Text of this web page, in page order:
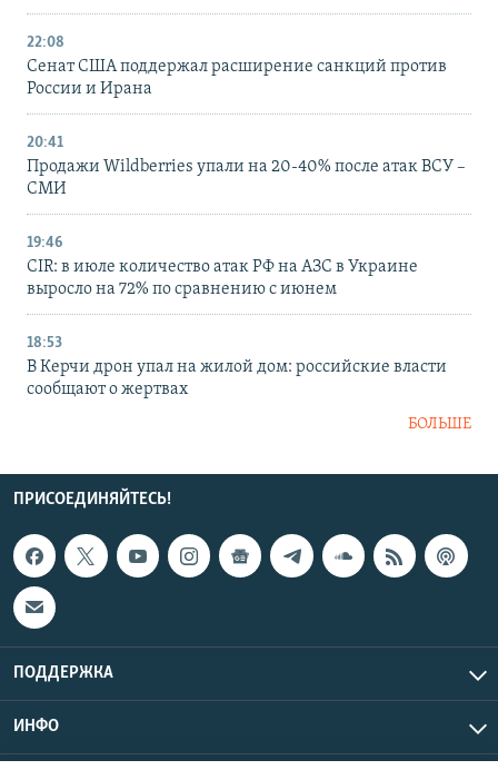
22:08
Сенат США поддержал расширение санкций против
России и Ирана
20:41
Продажи Wildberries упали на 20-40% после атак ВСУ –
СМИ
19:46
CIR: в июле количество атак РФ на АЗС в Украине
выросло на 72% по сравнению с июнем
18:53
В Керчи дрон упал на жилой дом: российские власти
сообщают о жертвах
БОЛЬШЕ
ПРИСОЕДИНЯЙТЕСЬ!
ПОДДЕРЖКА
ИНФО